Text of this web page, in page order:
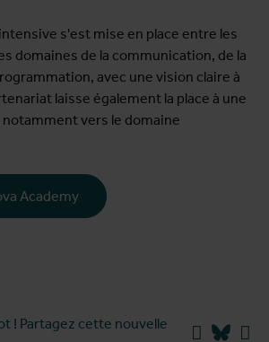
s'est mise en place entre les
domaines de la communication, de la
avec une vision claire à
laisse également la place à une
vers le domaine
Academy
! Partagez cette nouvelle
Facebook